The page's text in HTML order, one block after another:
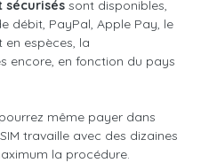
sécurisés sont disponibles,
débit, PayPal, Apple Pay, le
espèces, la
encore, en fonction du pays
même payer dans
travaille avec des dizaines
la procédure.